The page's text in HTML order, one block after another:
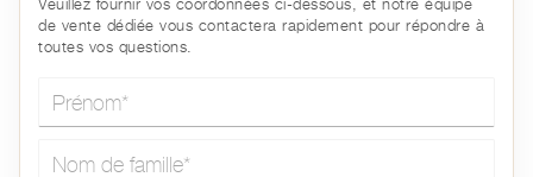
Veuillez fournir vos coordonnées ci-dessous, et notre équipe
de vente dédiée vous contactera rapidement pour répondre à
toutes vos questions.